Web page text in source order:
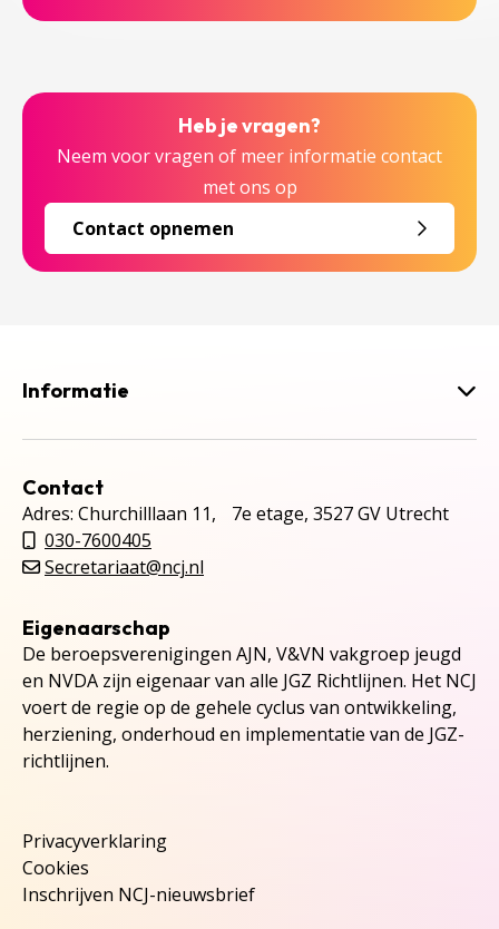
Heb je vragen?
Neem voor vragen of meer informatie contact
met ons op
Contact opnemen
Informatie
Contact
Adres: Churchilllaan 11, 7e etage, 3527 GV Utrecht
030-7600405
Secretariaat@ncj.nl
Eigenaarschap
De beroepsverenigingen AJN, V&VN vakgroep jeugd
en NVDA zijn eigenaar van alle JGZ Richtlijnen. Het NCJ
voert de regie op de gehele cyclus van ontwikkeling,
herziening, onderhoud en implementatie van de JGZ-
richtlijnen.
Privacyverklaring
Cookies
Inschrijven NCJ-nieuwsbrief